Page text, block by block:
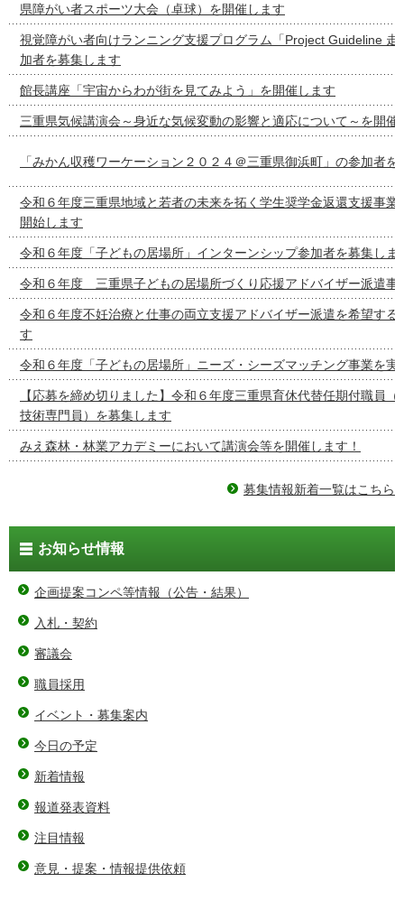
県障がい者スポーツ大会（卓球）を開催します
視覚障がい者向けランニング支援プログラム「Project Guideline 走
加者を募集します
館長講座「宇宙からわが街を見てみよう」を開催します
三重県気候講演会～身近な気候変動の影響と適応について～を開催
「みかん収穫ワーケーション２０２４＠三重県御浜町」の参加者を
令和６年度三重県地域と若者の未来を拓く学生奨学金返還支援事業
開始します
令和６年度「子どもの居場所」インターンシップ参加者を募集しま
令和６年度 三重県子どもの居場所づくり応援アドバイザー派遣事
令和６年度不妊治療と仕事の両立支援アドバイザー派遣を希望する
す
令和６年度「子どもの居場所」ニーズ・シーズマッチング事業を実
【応募を締め切りました】令和６年度三重県育休代替任期付職員
技術専門員）を募集します
みえ森林・林業アカデミーにおいて講演会等を開催します！
募集情報新着一覧はこちら
お知らせ情報
企画提案コンペ等情報（公告・結果）
入札・契約
審議会
職員採用
イベント・募集案内
今日の予定
新着情報
報道発表資料
注目情報
意見・提案・情報提供依頼